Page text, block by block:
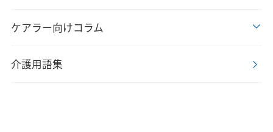
ケアラー向けコラム
介護用語集